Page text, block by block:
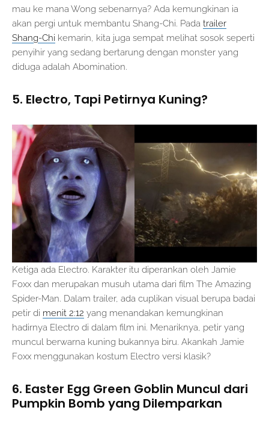
mau ke mana Wong sebenarnya? Ada kemungkinan ia
akan pergi untuk membantu Shang-Chi. Pada trailer
Shang-Chi kemarin, kita juga sempat melihat sosok seperti
penyihir yang sedang bertarung dengan monster yang
diduga adalah Abomination.
5. Electro, Tapi Petirnya Kuning?
Ketiga ada Electro. Karakter itu diperankan oleh Jamie
Foxx dan merupakan musuh utama dari film The Amazing
Spider-Man. Dalam trailer, ada cuplikan visual berupa badai
petir di menit 2:12 yang menandakan kemungkinan
hadirnya Electro di dalam film ini. Menariknya, petir yang
muncul berwarna kuning bukannya biru. Akankah Jamie
Foxx menggunakan kostum Electro versi klasik?
6. Easter Egg Green Goblin Muncul dari
Pumpkin Bomb yang Dilemparkan